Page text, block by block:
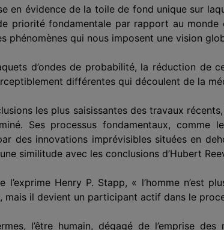
en évidence de la toile de fond unique sur
priorité fondamentale par rapport au monde
phénomènes qui nous imposent une vision
d’ondes de probabilité, la réduction de
différentes qui découlent de la
les plus saisissantes des travaux
Ses processus fondamentaux,
des innovations imprévisibles situées en
similitude avec les conclusions d’Hubert
l’exprime Henry P. Stapp, « l’homme n’est
mais il devient un participant actif dans le
l’être humain, dégagé de l’emprise